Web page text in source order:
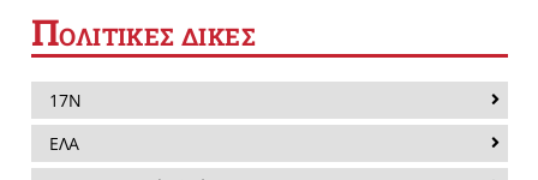
ΠΟΛΙΤΙΚΕΣ ΔΙΚΕΣ
17Ν
ΕΛΑ